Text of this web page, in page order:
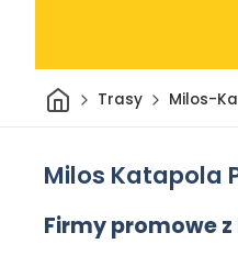
DomTrasy Milos-
Milos Katapola
Firmy promowe